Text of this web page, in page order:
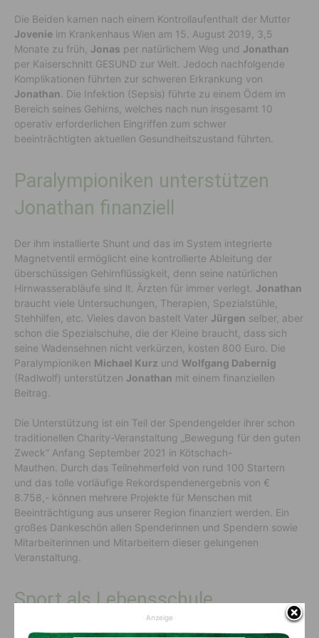
Die Beiden kamen nach einem Kontrollaufenthalt der Mutter
Jovenie im Krankenhaus Wien am 15. August 2019, 3,5
Monate zu früh, Jonas per natürlichem Weg und Jonathan
per Kaiserschnitt GESUND zur Welt. Jedoch nachfolgende
Komplikationen führten zur schweren Erkrankung von
Jonathan . Die Infektion (Sepsis) führte zu einem Ödem im
Bereich seines Gehirns, welches nach nun insgesamt 10
operativ erforderlichen Eingriffen zum schwer
beeinträchtigten aktuellen Gesundheitszustand führten.
Paralympioniken unterstützen
Jonathan finanziell
Der ihm installierte Shunt und das im System integrierte
Magnetventil ermöglicht eine kontrollierte Ableitung der
überschüssigen Gehirnflüssigkeit, denn seine natürlichen
Hirnwasserabläufe sind lt. Ärzten für immer verlegt. Jonathan
braucht viele Untersuchungen, Therapien, Spezialstühle,
Stehhilfen, etc. Vieles davon bastelt Vater Jürgen selber, aber
schon die Spezialschuhe, die der Kleine braucht, dass sich
seine Wadensehnen nicht verkürzen, kosten 800 Euro. Die
Paralympioniken Michael Kurz und Wolfgang Dabernig
(Radlwolf) unterstützen Jonathan mit einem finanziellen
Beitrag.
Die Unterstützung ist ein Teil der Spendengelder ihrer schon
traditionellen Charity-Veranstaltung „Bewegung für den guten
Zweck“ Anfang September 2021 in Kötschach-
Mauthen. Durch das Teilnehmerfeld von rund 100 Startern
und das tolle vorläufige Rekordspendenergebnis von €
8.758,- können mehrere Projekte für Menschen mit
Beeinträchtigung aus unserer Region finanziert werden. Ein
großes Dankeschön allen Spenderinnen und Spendern sowie
Mitarbeiterinnen und Mitarbeitern dieser gelungenen
Veranstaltung.
Sport als Lebensschule
Die beiden Parasportler möchten aus Dankbarkeit, ihr
Anzeige